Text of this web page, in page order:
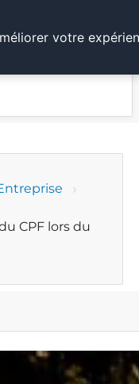
CPF lors du
nombreux
votre